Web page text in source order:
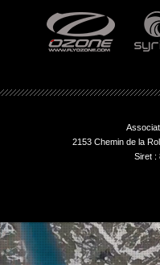
2153 Chemin de la
Siret :